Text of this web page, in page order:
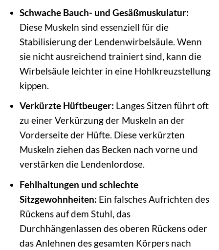
Schwache Bauch- und Gesäßmuskulatur:
Diese Muskeln sind essenziell für die
Stabilisierung der Lendenwirbelsäule. Wenn
sie nicht ausreichend trainiert sind, kann die
Wirbelsäule leichter in eine Hohlkreuzstellung
kippen.
Verkürzte Hüftbeuger: Langes Sitzen führt oft
zu einer Verkürzung der Muskeln an der
Vorderseite der Hüfte. Diese verkürzten
Muskeln ziehen das Becken nach vorne und
verstärken die Lendenlordose.
Fehlhaltungen und schlechte
Sitzgewohnheiten: Ein falsches Aufrichten des
Rückens auf dem Stuhl, das
Durchhängenlassen des oberen Rückens oder
das Anlehnen des gesamten Körpers nach